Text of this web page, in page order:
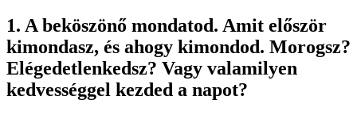
1. A beköszönő mondatod. Amit először
kimondasz, és ahogy kimondod. Morogsz?
Elégedetlenkedsz? Vagy valamilyen
kedvességgel kezded a napot?